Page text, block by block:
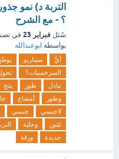
التربة د) نمو
؟ - مع الشرح
سُئل فبراير 23 في
بواسطة ابوعبدالله
أيُّ سيناريو
السرخسيات؟
تبادل
طور ينتج
وطور
أمشاج
لاجنسي
جنسي
نَبَتين
وخلية
جديدة
ورقة